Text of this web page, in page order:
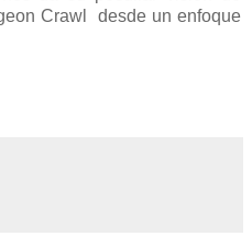
Crawl desde un enfoque